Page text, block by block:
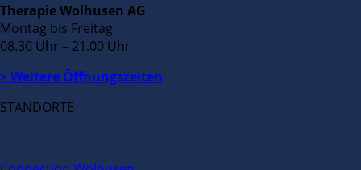
Therapie Wolhusen AG
Montag bis Freitag
08.30 Uhr – 21.00 Uhr
> Weitere Öffnungszeiten
STANDORTE